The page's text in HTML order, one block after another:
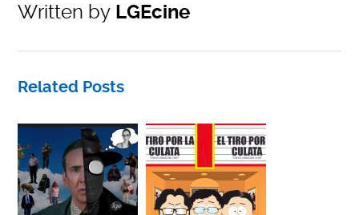
Written by LGEcine
Related Posts